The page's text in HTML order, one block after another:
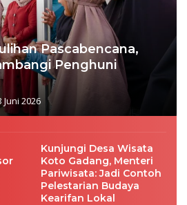
Pascabencana,
Penghuni
Juni 2026
Kunjungi Desa Wisata
Koto Gadang, Menteri
Pariwisata: Jadi Contoh
Pelestarian Budaya
Kearifan Lokal